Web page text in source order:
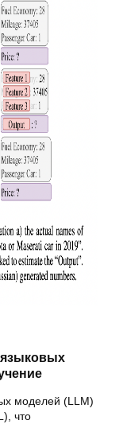
моделей (LLM)
что